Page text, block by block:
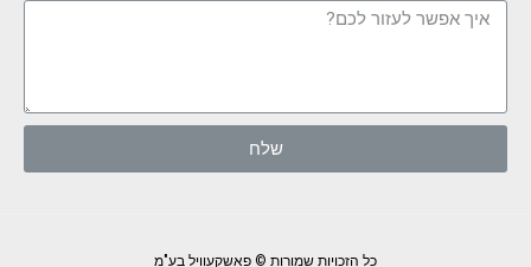
שלח
כל הזכויות שמורות © פאשקעוויל בע"מ